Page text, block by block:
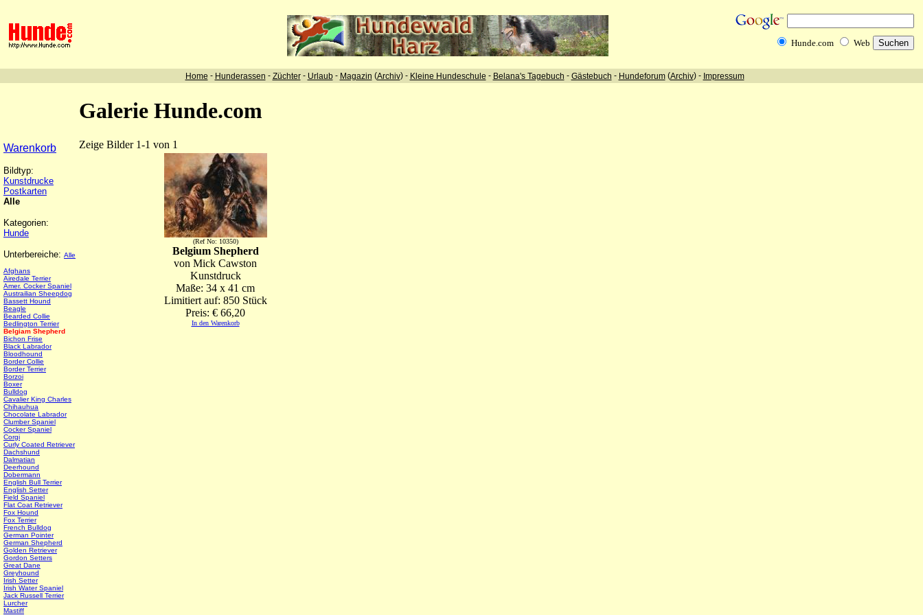
Hunde.com Web
Home - Hunderassen - Züchter- Urlaub- Magazin (Archiv) - Kleine Hundeschule - Belana's Tagebuch - Gästebuch - Hundeforum(Archiv) - Impressum
Galerie Hunde.com
Warenkorb
Bildtyp:
Kunstdrucke
Postkarten
Alle
Kategorien:
Hunde
Unterbereiche: Alle
Afghans
Airedale Terrier
Amer. Cocker Spaniel
Austrailian Sheepdog
Bassett Hound
Beagle
Bearded Collie
Bedlington Terrier
Belgiam Shepherd
Bichon Frise
Black Labrador
Bloodhound
Border Collie
Border Terrier
Borzoi
Boxer
Bulldog
Cavalier King Charles
Chihauhua
Chocolate Labrador
Clumber Spaniel
Cocker Spaniel
Corgi
Curly Coated Retriever
Dachshund
Dalmatian
Deerhound
Dobermann
English Bull Terrier
English Setter
Field Spaniel
Flat Coat Retriever
Fox Hound
Fox Terrier
French Bulldog
German Pointer
German Shepherd
Golden Retriever
Gordon Setters
Great Dane
Greyhound
Irish Setter
Irish Water Spaniel
Jack Russell Terrier
Lurcher
Mastiff
Zeige Bilder 1-1 von 1
(Ref No: 10350)
Belgium Shepherd
von Mick Cawston
Kunstdruck
Maße: 34 x 41 cm
Limitiert auf: 850 Stück
Preis: € 66,20
In den Warenkorb